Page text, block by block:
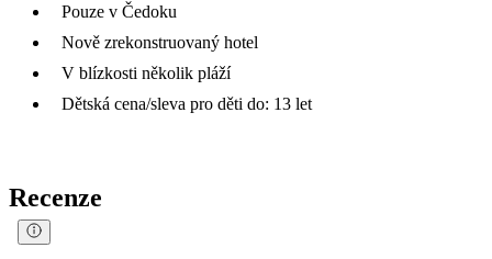
Pouze v Čedoku
Nově zrekonstruovaný hotel
V blízkosti několik pláží
Dětská cena/sleva pro děti do: 13 let
Recenze